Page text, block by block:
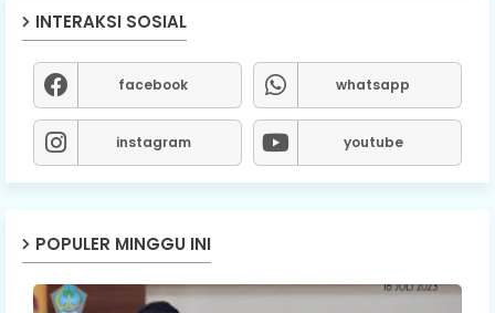
INTERAKSI SOSIAL
facebook whatsapp
instagram youtube
POPULER MINGGU INI